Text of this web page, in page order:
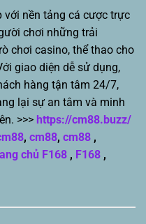
với nền tảng cá cược trực
chơi những trải
chơi casino, thể thao cho
giao diện dễ sử dụng,
hàng tận tâm 24/7,
lại sự an tâm và minh
>>> https://cm88.buzz/
, cm88, cm88 ,
chủ F168 , F168 ,